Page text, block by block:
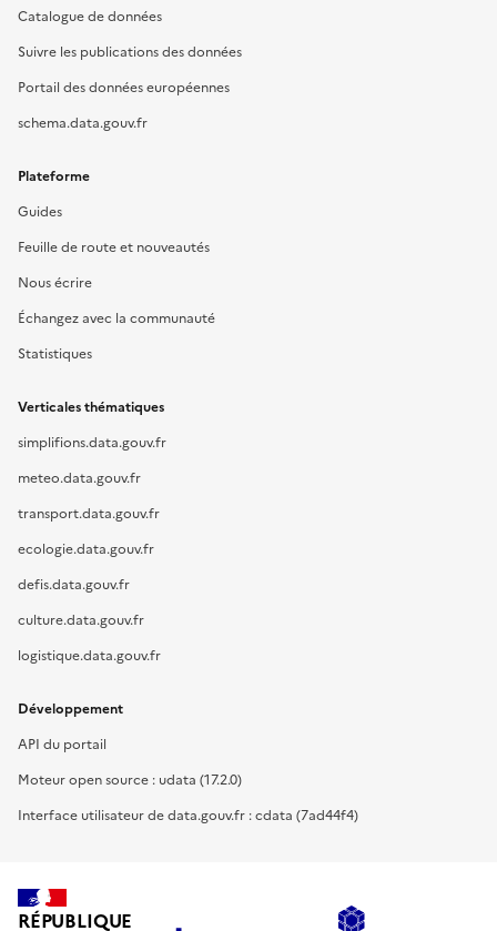
Catalogue de données
Suivre les publications des données
Portail des données européennes
schema.data.gouv.fr
Plateforme
Guides
Feuille de route et nouveautés
Nous écrire
Échangez avec la communauté
Statistiques
Verticales thématiques
simplifions.data.gouv.fr
meteo.data.gouv.fr
transport.data.gouv.fr
ecologie.data.gouv.fr
defis.data.gouv.fr
culture.data.gouv.fr
logistique.data.gouv.fr
Développement
API du portail
Moteur open source : udata (17.2.0)
Interface utilisateur de data.gouv.fr : cdata (7ad44f4)
RÉPUBLIQUE